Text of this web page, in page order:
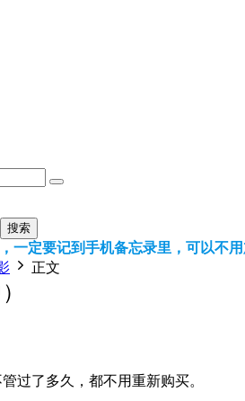
搜索
一定要记到手机备忘录里，可以不
正文
过了多久，都不用重新购买。